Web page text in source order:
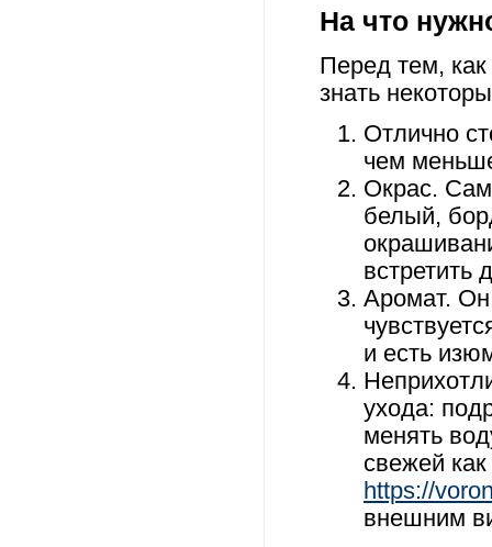
На что
Перед тем,
знать
Отлично
чем
Окрас.
белый,
встретить
Аромат. Он
и есть
ухода:
менять
свежей
https://
внешним